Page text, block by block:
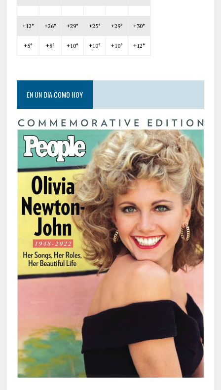
+12° +26° +29° +25° +29° +30°
+5° +8° +10° +10° +10° +12°
EN UN DIA COMO HOY